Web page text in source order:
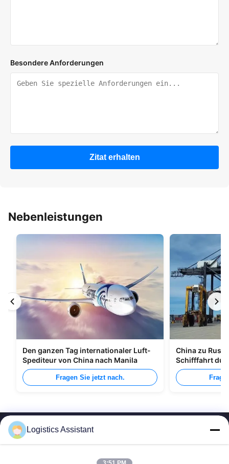
Besondere Anforderungen
Zitat erhalten
Nebenleistungen
Den ganzen Tag internationaler Luft-
Spediteur von China nach Manila
Fragen Sie jetzt nach.
China zu
Schifffahrt
Logistics Assistant